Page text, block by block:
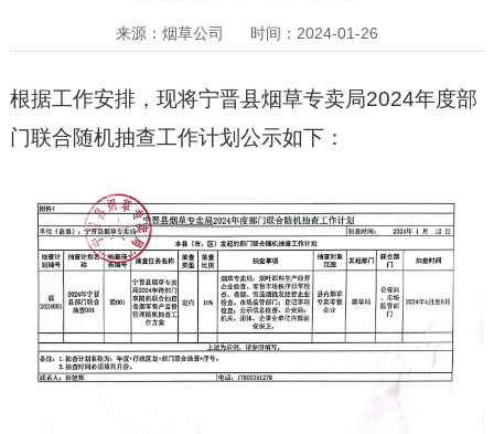
来源：烟草公司 时间：2024-01-26
根据工作安排，现将宁晋县烟草专卖局2024年度部
门联合随机抽查工作计划公示如下：